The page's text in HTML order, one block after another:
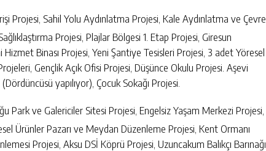
Projesi, Sahil Yolu Aydınlatma Projesi, Kale Aydınlatma ve Çevre
Projesi, Plajlar Bölgesi 1. Etap Projesi, Giresun
Binası Projesi, Yeni Şantiye Tesisleri Projesi, 3 adet Yöresel
Gençlik Açık Ofisi Projesi, Düşünce Okulu Projesi. Aşevi
yapılıyor), Çocuk Sokağı Projesi.
Park ve Galericiler Sitesi Projesi, Engelsiz Yaşam Merkezi Projesi,
Ürünler Pazarı ve Meydan Düzenleme Projesi, Kent Ormanı
Projesi, Aksu DSİ Köprü Projesi, Uzuncakum Balıkçı Barınağı